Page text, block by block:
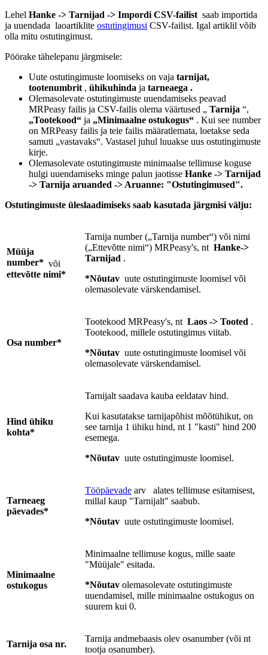
Lehel Hanke -> Tarnijad -> Impordi CSV-failist saab importida
ja uuendada laoartiklite ostutingimusi CSV-failist. Igal artiklil võib
olla mitu ostutingimust.
Pöörake tähelepanu järgmisele:
Uute ostutingimuste loomiseks on vaja tarnijat,
tootenumbrit , ühikuhinda ja tarneaega .
Olemasolevate ostutingimuste uuendamiseks peavad
MRPeasy failis ja CSV-failis olema väärtused „ Tarnija “,
„Tootekood“ ja „Minimaalne ostukogus“ . Kui see number
on MRPeasy failis ja teie failis määratlemata, loetakse seda
samuti „vastavaks“. Vastasel juhul luuakse uus ostutingimuste
kirje.
Olemasolevate ostutingimuste minimaalse tellimuse koguse
hulgi uuendamiseks minge palun jaotisse Hanke -> Tarnijad
-> Tarnija aruanded -> Aruanne: "Ostutingimused".
Ostutingimuste üleslaadimiseks saab kasutada järgmisi välju:
Müüja
number* või
ettevõtte nimi*
Tarnija number („Tarnija number“) või nimi
(„Ettevõtte nimi“) MRPeasy's, nt Hanke->
Tarnijad .
*Nõutav uute ostutingimuste loomisel või
olemasolevate värskendamisel.
Osa number*
Tootekood MRPeasy's, nt Laos -> Tooted .
Tootekood, millele ostutingimus viitab.
*Nõutav uute ostutingimuste loomisel või
olemasolevate värskendamisel.
Hind ühiku
kohta*
Tarnijalt saadava kauba eeldatav hind.
Kui kasutatakse tarnijapõhist mõõtühikut, on
see tarnija 1 ühiku hind, nt 1 "kasti" hind 200
esemega.
*Nõutav uute ostutingimuste loomisel.
Tarneaeg
päevades*
Tööpäevade arv
alates tellimuse esitamisest,
millal kaup "Tarnijalt" saabub.
*Nõutav uute ostutingimuste loomisel.
Minimaalne
ostukogus
Minimaalne tellimuse kogus, mille saate
"Müüjale" esitada.
*Nõutav olemasolevate ostutingimuste
uuendamisel, mille minimaalne ostukogus on
suurem kui 0.
Tarnija osa nr.
Tarnija andmebaasis olev osanumber (või nt
tootja osanumber).